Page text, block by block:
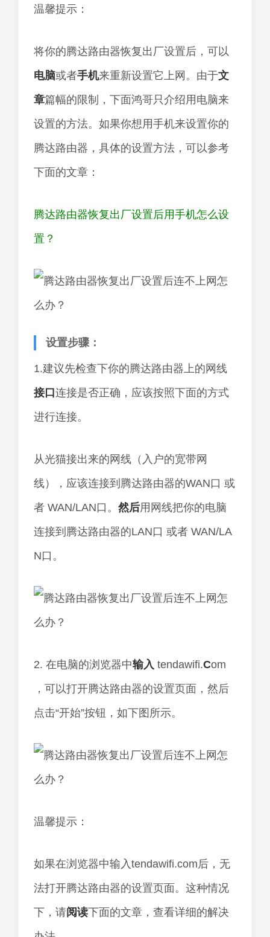
温馨提示：
将你的腾达路由器恢复出厂设置后，可以
电脑或者手机来重新设置它上网。由于文
章篇幅的限制，下面鸿哥只介绍用电脑来
设置的方法。如果你想用手机来设置你的
腾达路由器，具体的设置方法，可以参考
下面的文章：
腾达路由器恢复出厂设置后用手机怎么设
置？
设置步骤：
1.建议先检查下你的腾达路由器上的网线
接口 连接是否正确，应该按照下面的方式
进行连接。
从光猫接出来的网线（入户的宽带网
线），应该连接到腾达路由器的WAN口 或
者 WAN/LAN口。 然后用网线把你的电脑
连接到腾达路由器的LAN口 或者 WAN/LA
N口。
2. 在电脑的浏览器中输入 tendawifi.Com
，可以打开腾达路由器的设置页面，然后
点击“开始”按钮，如下图所示。
温馨提示：
如果在浏览器中输入tendawifi.com后，无
法打开腾达路由器的设置页面。这种情况
下，请阅读下面的文章，查看详细的解决